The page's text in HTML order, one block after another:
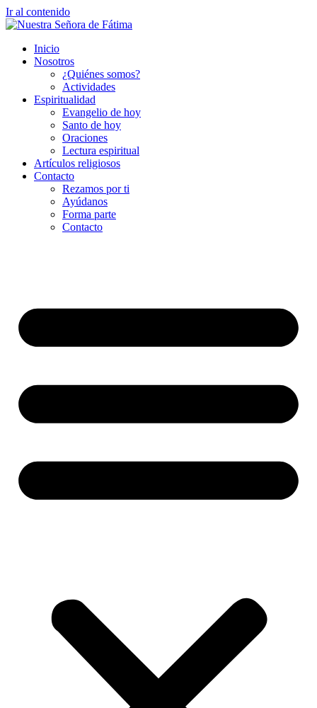
Ir al contenido
Inicio
Nosotros
¿Quiénes somos?
Actividades
Espiritualidad
Evangelio de hoy
Santo de hoy
Oraciones
Lectura espiritual
Artículos religiosos
Contacto
Rezamos por ti
Ayúdanos
Forma parte
Contacto